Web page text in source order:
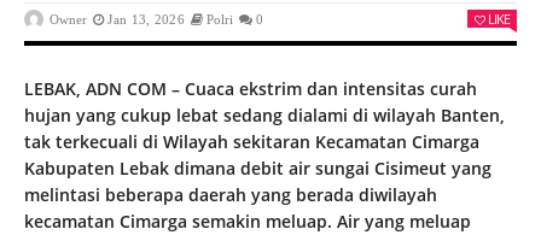
Owner Jan 13, 2026 Polri 0 LIKE
LEBAK, ADN COM – Cuaca ekstrim dan intensitas curah
hujan yang cukup lebat sedang dialami di wilayah Banten,
tak terkecuali di Wilayah sekitaran Kecamatan Cimarga
Kabupaten Lebak dimana debit air sungai Cisimeut yang
melintasi beberapa daerah yang berada diwilayah
kecamatan Cimarga semakin meluap. Air yang meluap